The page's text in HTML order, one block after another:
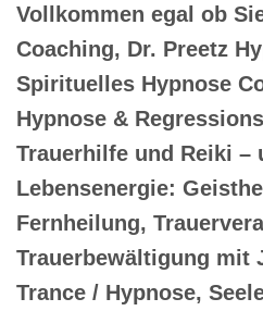
Vollkommen egal ob
Coaching, Dr. Preetz
Spirituelles Hypnose
Hypnose &
Trauerhilfe und Reiki –
Lebensenergie:
Fernheilung,
Trauerbewältigung mit
Trance / Hypnose,